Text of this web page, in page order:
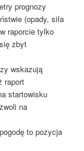
prognozy
(opady, siła
raporcie tylko
zbyt
wskazują
raport
startowisku
na
to pozycja